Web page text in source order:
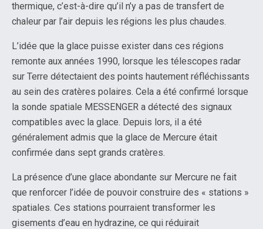
thermique, c’est-à-dire qu’il n’y a pas de transfert de
chaleur par l’air depuis les régions les plus chaudes.
L’idée que la glace puisse exister dans ces régions
remonte aux années 1990, lorsque les télescopes radar
sur Terre détectaient des points hautement réfléchissants
au sein des cratères polaires. Cela a été confirmé lorsque
la sonde spatiale MESSENGER a détecté des signaux
compatibles avec la glace. Depuis lors, il a été
généralement admis que la glace de Mercure était
confirmée dans sept grands cratères.
La présence d’une glace abondante sur Mercure ne fait
que renforcer l’idée de pouvoir construire des « stations »
spatiales. Ces stations pourraient transformer les
gisements d’eau en hydrazine, ce qui réduirait